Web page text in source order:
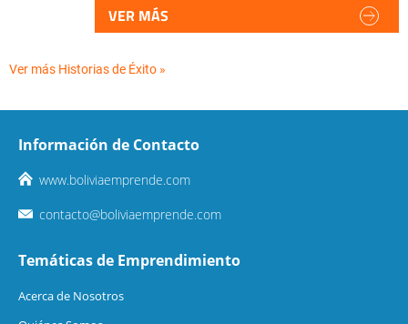
VER MÁS
Ver más Historias de Éxito »
Información de Contacto
www.boliviaemprende.com
contacto@boliviaemprende.com
Temáticas de Emprendimiento
Acerca de Nosotros